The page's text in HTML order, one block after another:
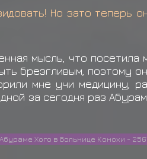
Но зато теперь
мысль, что посетила
брезгливым, поэтому
мне учи медицину,
за сегодня раз
Хого в Больнице Конохи -